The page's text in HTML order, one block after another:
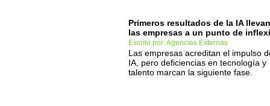
Primeros resultados de la IA llevan
las empresas a un punto de
Escrito por: Agencias Externas
Las empresas acreditan el impulso
IA, pero deficiencias en tecnología y
talento marcan la siguiente fase.